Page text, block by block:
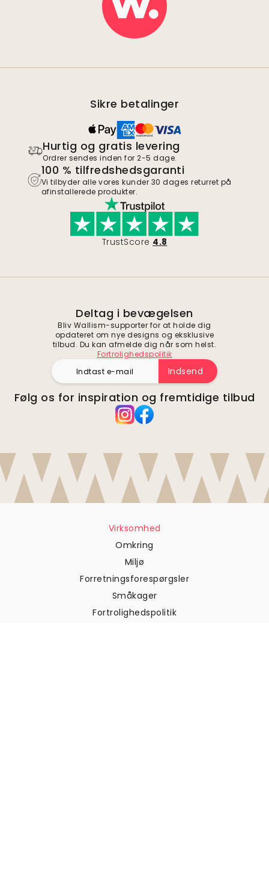
Sikre betalinger
Hurtig og gratis levering
Ordrer sendes inden for 2-5 dage.
100 % tilfredshedsgaranti
Vi tilbyder alle vores kunder 30 dages returret på
afinstallerede produkter.
TrustScore 4.8
Deltag i bevægelsen
Bliv Wallism-supporter for at holde dig
opdateret om nye designs og eksklusive
tilbud. Du kan afmelde dig når som helst.
Fortrolighedspolitik
Indsend
Følg os for inspiration og fremtidige tilbud
Virksomhed
Omkring
Miljø
Forretningsforespørgsler
Småkager
Fortrolighedspolitik